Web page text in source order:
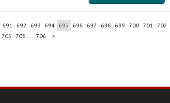
691 692 693 694 695 696 697 698 699 700 701
702
705 706 ... 706 >